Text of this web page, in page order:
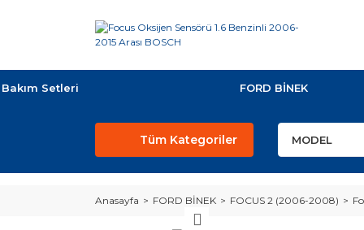
Bakım Setleri FORD BİNEK
Tüm Kategoriler
Anasayfa FORD BİNEK FOCUS 2 (2006-2008)